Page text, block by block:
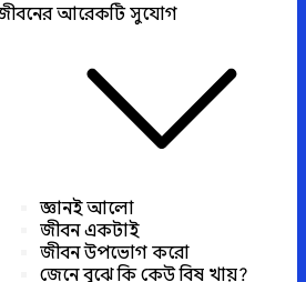
আরেকটি সুযোগ
জ্ঞানই আলো
জীবন একটাই
জীবন উপভোগ করো
জেনে বুঝে কি কেউ বিষ খায়?